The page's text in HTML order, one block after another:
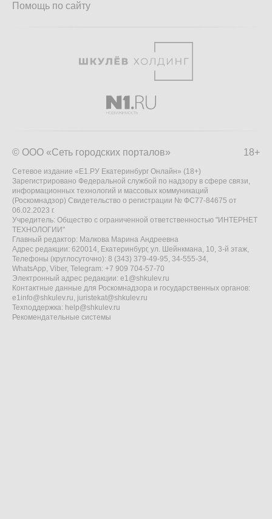
Помощь по сайту
18+
© ООО «Сеть городских порталов»
Сетевое издание «Е1.РУ Екатеринбург Онлайн» (18+)
Зарегистрировано Федеральной службой по надзору в сфере связи,
информационных технологий и массовых коммуникаций
(Роскомнадзор) Свидетельство о регистрации № ФС77-84675 от
06.02.2023 г.
Учредитель: Общество с ограниченной ответственностью "ИНТЕРНЕТ
ТЕХНОЛОГИИ"
Главный редактор: Малкова Марина Андреевна
Адрес редакции: 620014, Екатеринбург, ул. Шейнкмана, 10, 3-й этаж,
Телефоны (круглосуточно): 8 (343) 379-49-95, 34-555-34,
WhatsApp, Viber, Telegram: +7 909 704-57-70
Электронный адрес редакции: e1@shkulev.ru
Контактные данные для Роскомнадзора и государственных органов:
e1info@shkulev.ru, juristekat@shkulev.ru
Техподдержка: help@shkulev.ru
Рекомендательные системы